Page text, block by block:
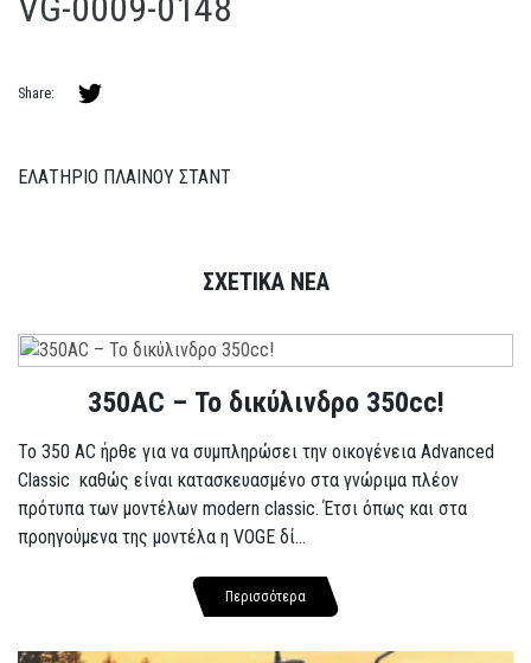
Share:
ΕΛΑΤΗΡΙΟ ΠΛΑΙΝΟΥ ΣΤΑΝΤ
ΣΧΕΤΙΚΑ ΝΕΑ
350AC – Το δικύλινδρο 350cc!
To 350 AC ήρθε για να συμπληρώσει την οικογένεια Advanced
Classic καθώς είναι κατασκευασμένο στα γνώριμα πλέον
πρότυπα των μοντέλων modern classic. Έτσι όπως και στα
προηγούμενα της μοντέλα η VOGE δί...
Περισσότερα